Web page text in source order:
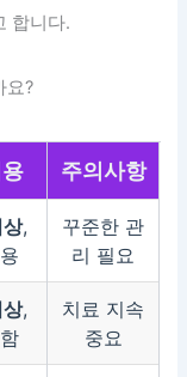
합니다.
요?
주의사항
,
꾸준한 관
리 필요
,
치료 지속
중요